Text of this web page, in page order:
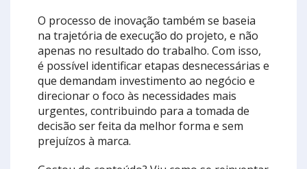
O processo de inovação também se baseia
na trajetória de execução do projeto, e não
apenas no resultado do trabalho. Com isso,
é possível identificar etapas desnecessárias e
que demandam investimento ao negócio e
direcionar o foco às necessidades mais
urgentes, contribuindo para a tomada de
decisão ser feita da melhor forma e sem
prejuízos à marca.